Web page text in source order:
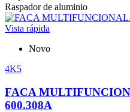
Raspador de aluminio
Vista rápida
Novo
4K5
FACA
600.308A